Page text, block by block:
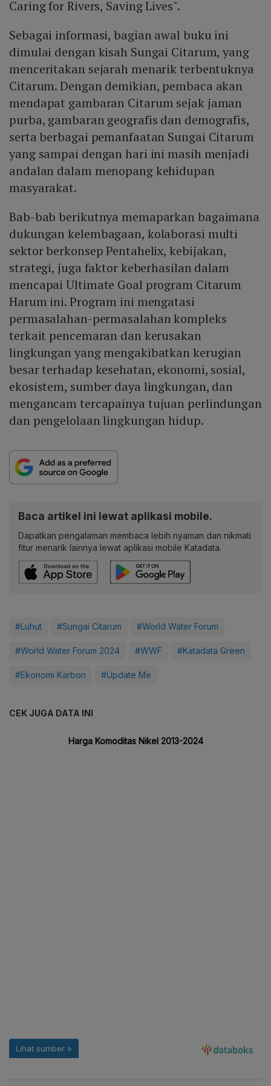
Caring for Rivers, Saving Lives".
Sebagai informasi, bagian awal buku ini
dimulai dengan kisah Sungai Citarum, yang
menceritakan sejarah menarik terbentuknya
Citarum. Dengan demikian, pembaca akan
mendapat gambaran Citarum sejak jaman
purba, gambaran geografis dan demografis,
serta berbagai pemanfaatan Sungai Citarum
yang sampai dengan hari ini masih menjadi
andalan dalam menopang kehidupan
masyarakat.
Bab-bab berikutnya memaparkan bagaimana
dukungan kelembagaan, kolaborasi multi
sektor berkonsep Pentahelix, kebijakan,
strategi, juga faktor keberhasilan dalam
mencapai Ultimate Goal program Citarum
Harum ini. Program ini mengatasi
permasalahan-permasalahan kompleks
terkait pencemaran dan kerusakan
lingkungan yang mengakibatkan kerugian
besar terhadap kesehatan, ekonomi, sosial,
ekosistem, sumber daya lingkungan, dan
mengancam tercapainya tujuan perlindungan
dan pengelolaan lingkungan hidup.
Baca artikel ini lewat aplikasi mobile.
Dapatkan pengalaman membaca lebih nyaman dan nikmati
fitur menarik lainnya lewat aplikasi mobile Katadata.
#Luhut #Sungai Citarum #World Water Forum
#World Water Forum 2024 #WWF #Katadata Green
#Ekonomi Karbon #Update Me
CEK JUGA DATA INI